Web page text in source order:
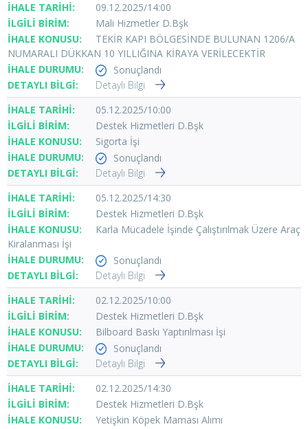
09.12.2025/14:00
Mali Hizmetler D.Bşk
TEKİR KAPI BÖLGESİNDE BULUNAN 1206/A
NUMARALI DÜKKAN 10 YILLIĞINA KİRAYA VERİLECEKTİR
Sonuçlandı
Detaylı Bilgi
05.12.2025/10:00
Destek Hizmetleri D.Bşk
Sigorta İşi
Sonuçlandı
Detaylı Bilgi
05.12.2025/14:30
Destek Hizmetleri D.Bşk
Karla Mücadele İşinde Çalıştırılmak Üzere Araç
Kiralanması İşi
Sonuçlandı
Detaylı Bilgi
02.12.2025/10:00
Destek Hizmetleri D.Bşk
Bilboard Baskı Yaptırılması İşi
Sonuçlandı
Detaylı Bilgi
02.12.2025/14:30
Destek Hizmetleri D.Bşk
Yetişkin Köpek Maması Alımı